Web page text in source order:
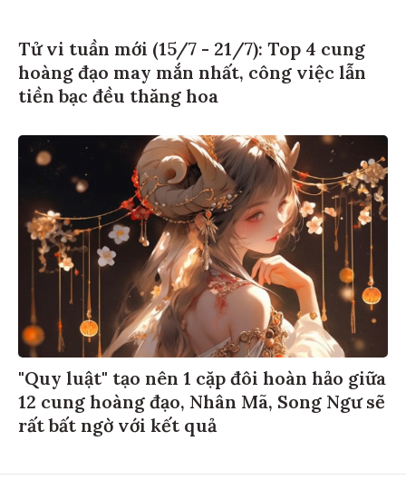
Tử vi tuần mới (15/7 - 21/7): Top 4 cung
hoàng đạo may mắn nhất, công việc lẫn
tiền bạc đều thăng hoa
"Quy luật" tạo nên 1 cặp đôi hoàn hảo giữa
12 cung hoàng đạo, Nhân Mã, Song Ngư sẽ
rất bất ngờ với kết quả